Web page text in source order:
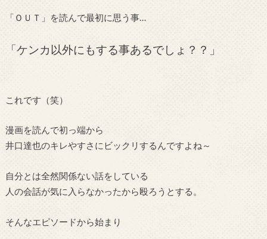
「ＯＵＴ」を読んで最初に思う事…
「ケンカ以外にもする事あるでしょ？？」
これです（笑）
漫画を読んで初っ端から
井口達也のキレやすさにビックリするんですよね～
自分とは全然関係ない話をしている
人の会話が気に入らなかったから殴ろうとする。
そんなエピソードから始まり